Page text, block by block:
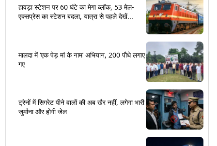
हावड़ा स्टेशन पर 60 घंटे का मेगा ब्लॉक, 53 मेल-
एक्सप्रेस का स्टेशन बदला, यात्रा से पहले देखें...
मालदा में ‘एक पेड़ मां के नाम’ अभियान, 200 पौधे लगाए
गए
ट्रेनों में सिगरेट पीने वालों की अब खैर नहीं, लगेगा भारी
जुर्माना और होगी जेल